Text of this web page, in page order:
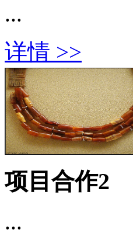
...
详情 >>
项目合作2
...